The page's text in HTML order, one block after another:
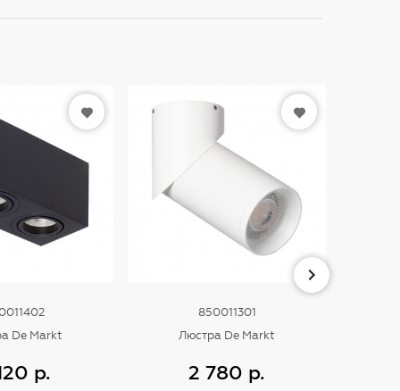
De Markt
р.
850011301
Люстра De Markt
2 780 р.